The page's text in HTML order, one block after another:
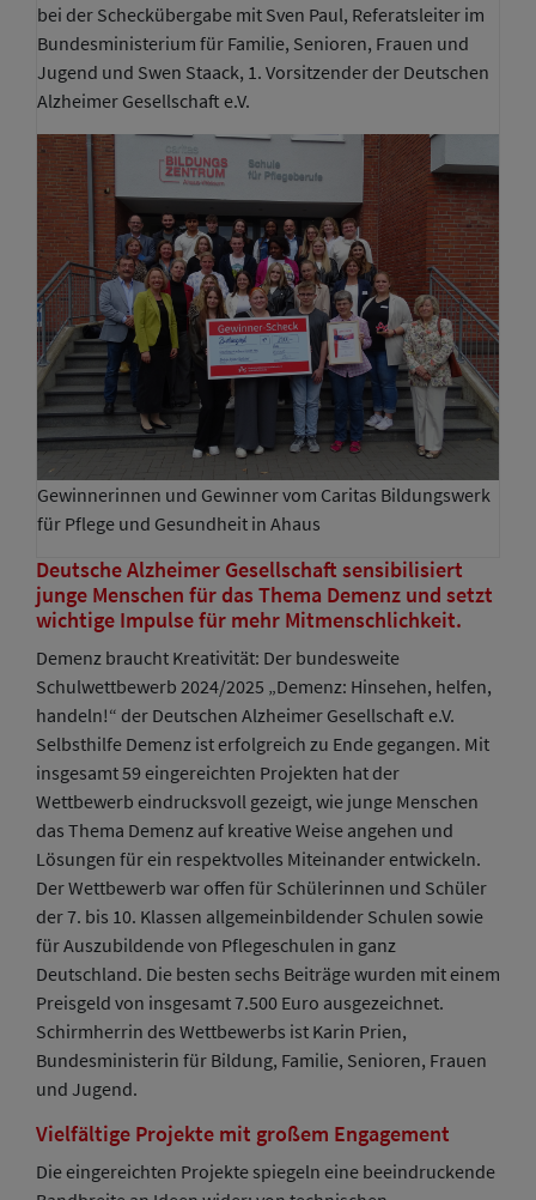
bei der Scheckübergabe mit Sven Paul, Referatsleiter im
Bundesministerium für Familie, Senioren, Frauen und
Jugend und Swen Staack, 1. Vorsitzender der Deutschen
Alzheimer Gesellschaft e.V.
Gewinnerinnen und Gewinner vom Caritas Bildungswerk
für Pflege und Gesundheit in Ahaus
Deutsche Alzheimer Gesellschaft sensibilisiert
junge Menschen für das Thema Demenz und setzt
wichtige Impulse für mehr Mitmenschlichkeit.
Demenz braucht Kreativität: Der bundesweite
Schulwettbewerb 2024/2025 „Demenz: Hinsehen, helfen,
handeln!“ der Deutschen Alzheimer Gesellschaft e.V.
Selbsthilfe Demenz ist erfolgreich zu Ende gegangen. Mit
insgesamt 59 eingereichten Projekten hat der
Wettbewerb eindrucksvoll gezeigt, wie junge Menschen
das Thema Demenz auf kreative Weise angehen und
Lösungen für ein respektvolles Miteinander entwickeln.
Der Wettbewerb war offen für Schülerinnen und Schüler
der 7. bis 10. Klassen allgemeinbildender Schulen sowie
für Auszubildende von Pflegeschulen in ganz
Deutschland. Die besten sechs Beiträge wurden mit einem
Preisgeld von insgesamt 7.500 Euro ausgezeichnet.
Schirmherrin des Wettbewerbs ist Karin Prien,
Bundesministerin für Bildung, Familie, Senioren, Frauen
und Jugend.
Vielfältige Projekte mit großem Engagement
Die eingereichten Projekte spiegeln eine beeindruckende